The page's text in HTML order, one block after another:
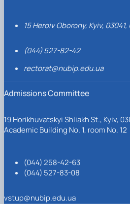
15 Heroiv Oborony, Kyiv,
(044) 527-82-42
rectorat@nubip.edu.ua
Admissions Committee
19 Horikhuvatskyi Shliakh St., Kyiv,
Academic Building No. 1, room No. 12
(044) 258-42-63
(044) 527-83-08
vstup@nubip.edu.ua